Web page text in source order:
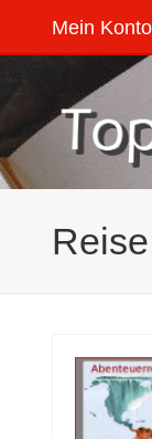
Mein Konto